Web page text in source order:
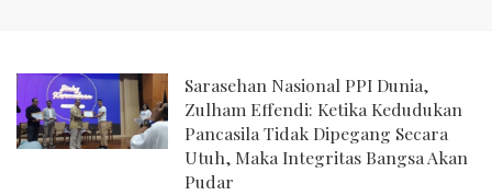
Sarasehan Nasional PPI Dunia,
Zulham Effendi: Ketika Kedudukan
Pancasila Tidak Dipegang Secara
Utuh, Maka Integritas Bangsa Akan
Pudar